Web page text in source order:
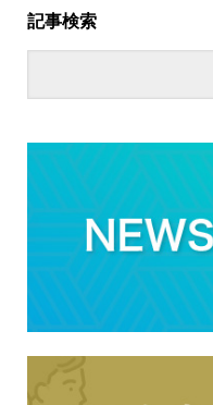
記事検索